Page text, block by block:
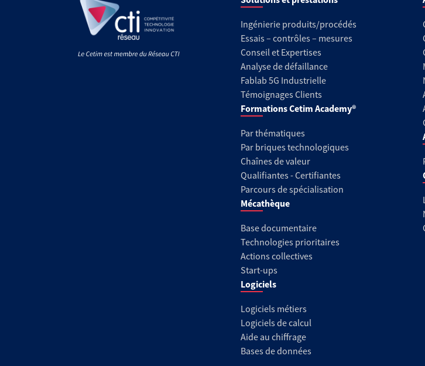
Ingénierie produits/procédés
Essais – contrôles – mesures
Conseil et Expertises
Analyse de défaillance
Fablab 5G Industrielle
Témoignages Clients
Formations Cetim Academy®
Par thématiques
Par briques technologiques
Chaînes de valeur
Qualifiantes - Certifiantes
Parcours de spécialisation
Mécathèque
Base documentaire
Technologies prioritaires
Actions collectives
Start-ups
Logiciels
Logiciels métiers
Logiciels de calcul
Aide au chiffrage
Bases de données